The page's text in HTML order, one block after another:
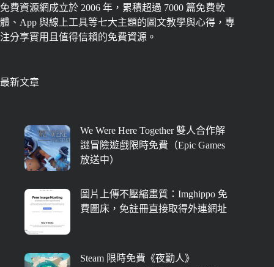
免費資源網成立於 2006 年，累積超過 7000 篇免費軟
體、App 與線上工具等七大主題的圖文教學與心得，專
注分享實用且值得信賴的免費資源。
最新文章
We Were Here Together 雙人合作解
謎冒險遊戲限時免費（Epic Games
放送中）
圖片上傳不壓縮畫質：Imghippo 免
費圖床，免註冊直接取得外連網址
Steam 限時免費《夜勤人》